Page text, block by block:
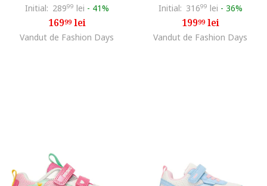
Initial: 28999 lei - 41%
16999lei
Vandut de Fashion Days
Initial: 31699 lei - 36%
19999lei
Vandut de Fashion Days